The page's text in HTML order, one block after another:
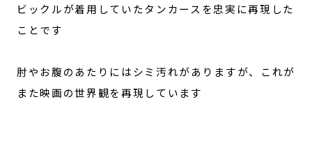
ビックルが着用していたタンカースを忠実に再現した
ことです
肘やお腹のあたりにはシミ汚れがありますが、これが
また映画の世界観を再現しています